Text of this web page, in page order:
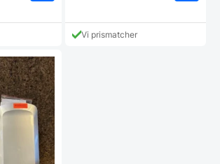
Vi prismatcher